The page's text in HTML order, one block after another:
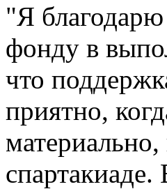
"Я
фонду в
что
приятно,
спартакиаде.